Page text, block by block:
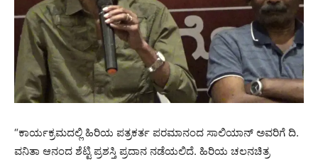
“ಕಾರ್ಯಕ್ರಮದಲ್ಲಿ ಹಿರಿಯ ಪತ್ರಕರ್ತ ಪರಮಾನಂದ ಸಾಲಿಯಾನ್ ಅವರಿಗೆ ದಿ.
ವನಿತಾ ಆನಂದ ಶೆಟ್ಟಿ ಪ್ರಶಸ್ತಿ ಪ್ರದಾನ ನಡೆಯಲಿದೆ. ಹಿರಿಯ ಚಲನಚಿತ್ರ